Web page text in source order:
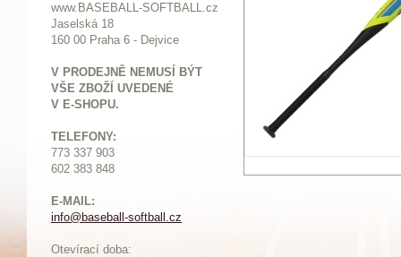
www.BASEBALL-SOFTBALL.cz
Jaselská 18
160 00 Praha 6 - Dejvice
V PRODEJNĚ NEMUSÍ BÝT
VŠE ZBOŽÍ UVEDENÉ
V E-SHOPU.
TELEFONY:
773 337 903
602 383 848
E-MAIL:
info@baseball-softball.cz
Otevírací doba: